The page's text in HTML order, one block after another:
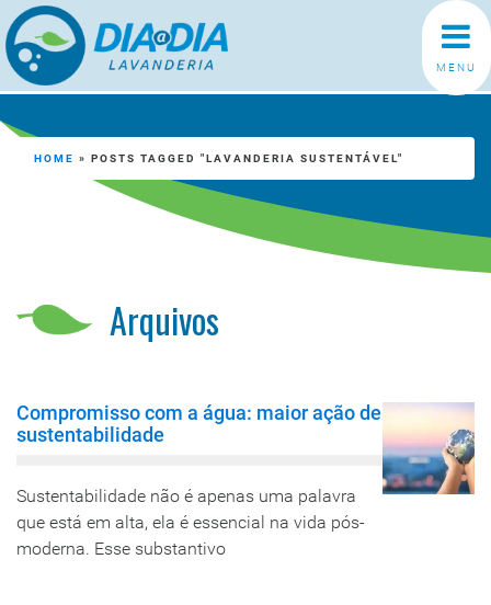
MENU
Arquivos
HOME » POSTS TAGGED "LAVANDERIA SUSTENTÁVEL"
Compromisso com a água: maior ação de
sustentabilidade
Sustentabilidade não é apenas uma palavra
que está em alta, ela é essencial na vida pós-
moderna. Esse substantivo